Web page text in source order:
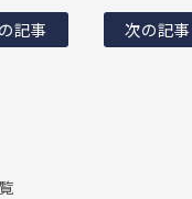
記事 次の記事